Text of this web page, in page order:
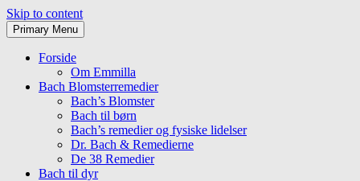
Skip to content
Tibirke Terapi
Primary Menu
Forside
Om Emmilla
Bach Blomsterremedier
Bach’s Blomster
Bach til børn
Bach’s remedier og fysiske lidelser
Dr. Bach & Remedierne
De 38 Remedier
Bach til dyr